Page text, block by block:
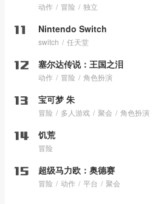
动作 冒险 独立
Nintendo Switch
switch 任天堂
塞尔达传说：王国之泪
动作 冒险 角色扮演
宝可梦 朱
冒险 多人游戏 聚会 角色扮演
饥荒
冒险
超级马力欧：奥德赛
冒险 动作 平台 聚会